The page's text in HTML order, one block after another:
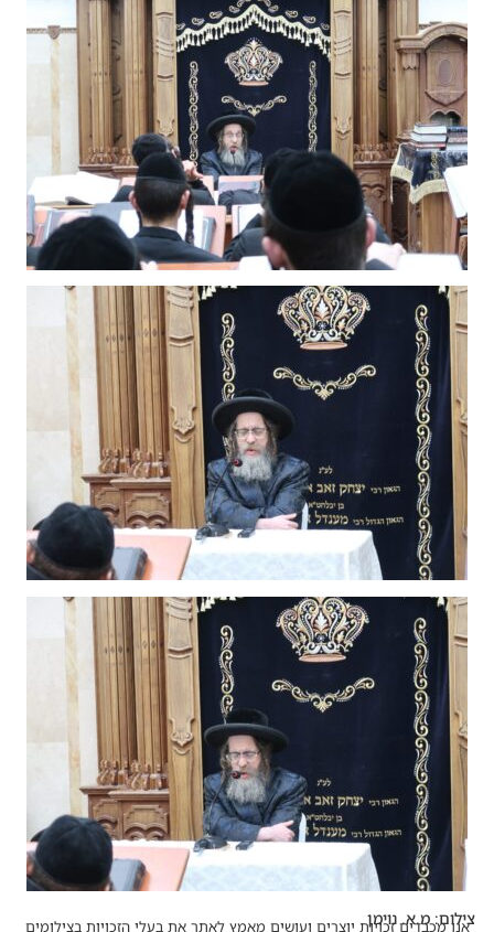
צילום: מ.א. נוימן
אנו מכבדים זכויות יוצרים ועושים מאמץ לאתר את בעלי הזכויות בצילומים